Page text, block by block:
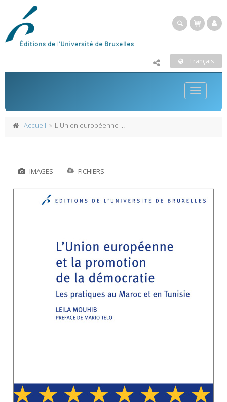
Français
Toggle
Accueil L'Union européenne et la promotion de la démocratie
IMAGES FICHIERS